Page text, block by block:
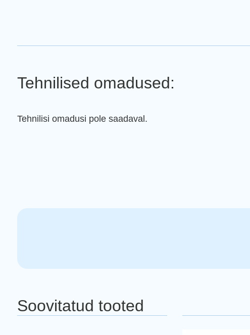
Tehnilised omadused:
Tehnilisi omadusi pole saadaval.
Soovitatud tooted